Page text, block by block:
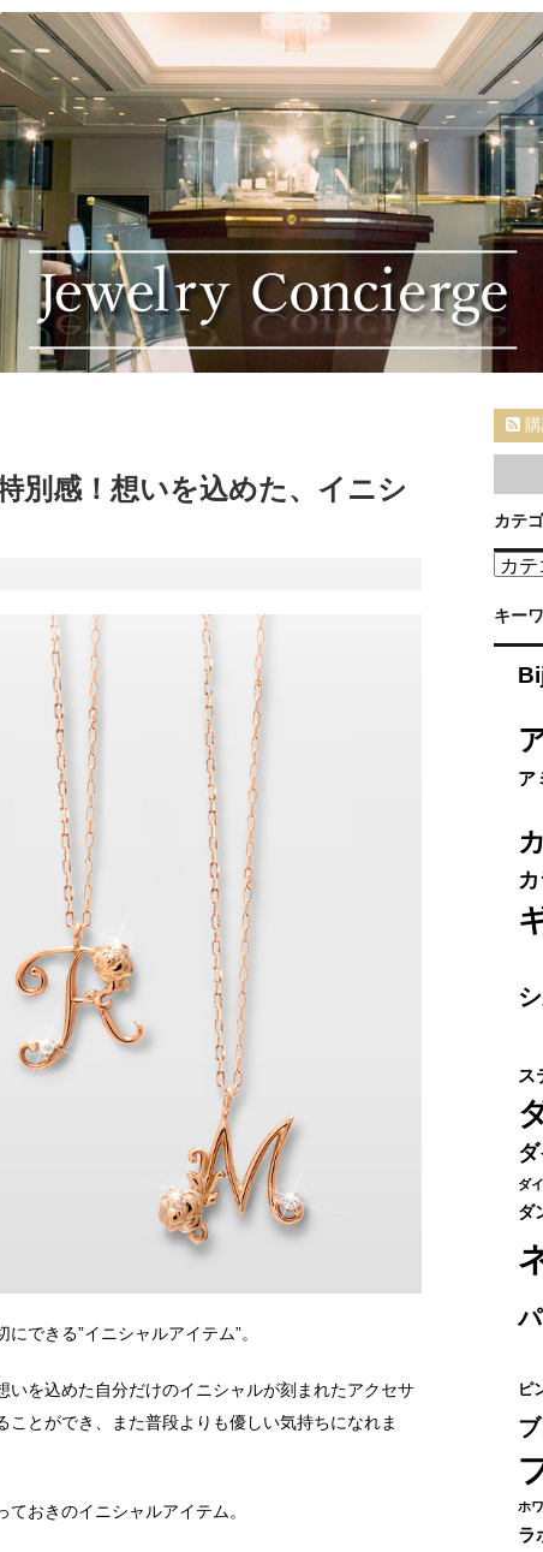
別感！想いを込めた、イニシ
できる”イニシャルアイテム”。
いを込めた自分だけのイニシャルが刻まれたアクセサ
ことができ、また普段よりも優しい気持ちになれま
おきのイニシャルアイテム。
カテ
カ
ゴ
キー
ア
ス
ダ
ダ
ピ
ホ
ラ